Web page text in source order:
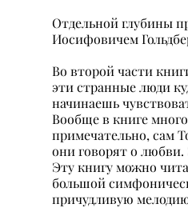
Отдельной глубины
Иосифовичем
Во второй части
эти странные люди
начинаешь
Вообще в книге
примечательно, сам
они говорят о любви.
Эту книгу можно
большой
причудливую